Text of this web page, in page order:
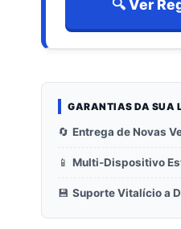
🔍 Ver
GARANTIAS DA SUA
🔄 Entrega de Novas
📱 Multi-Dispositivo
💾 Suporte Vitalício a